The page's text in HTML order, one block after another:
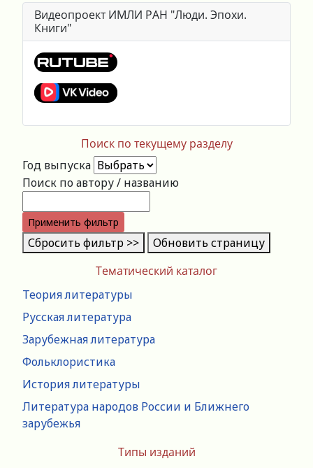
Тематический каталог
Теория литературы
Русская литература
Зарубежная литература
Фольклористика
История литературы
Литература народов России и Ближнего
зарубежья
Типы изданий
Видеопроект ИМЛИ РАН "Люди. Эпохи.
Книги"
Поиск по текущему разделу
Год выпуска
Поиск по автору / названию
Применить фильтр
Сбросить фильтр >> Обновить страницу